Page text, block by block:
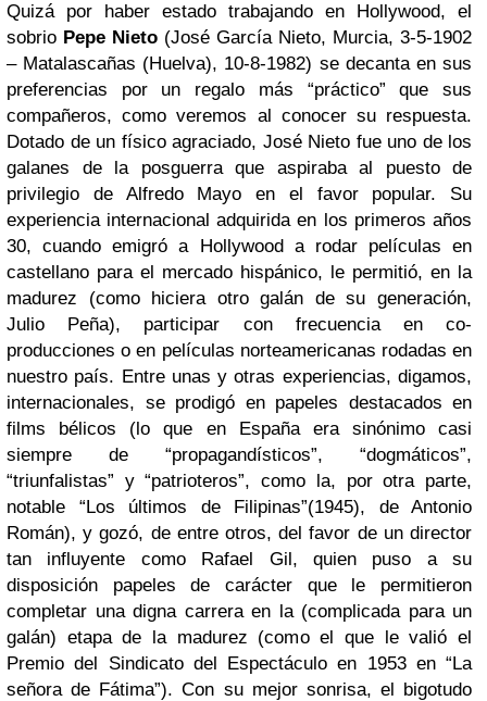
Quizá por haber estado trabajando en Hollywood, el
sobrio Pepe Nieto (José García Nieto, Murcia, 3-5-1902
– Matalascañas (Huelva), 10-8-1982) se decanta en sus
preferencias por un regalo más “práctico” que sus
compañeros, como veremos al conocer su respuesta.
Dotado de un físico agraciado, José Nieto fue uno de los
galanes de la posguerra que aspiraba al puesto de
privilegio de Alfredo Mayo en el favor popular. Su
experiencia internacional adquirida en los primeros años
30, cuando emigró a Hollywood a rodar películas en
castellano para el mercado hispánico, le permitió, en la
madurez (como hiciera otro galán de su generación,
Julio Peña), participar con frecuencia en co-
producciones o en películas norteamericanas rodadas en
nuestro país. Entre unas y otras experiencias, digamos,
internacionales, se prodigó en papeles destacados en
films bélicos (lo que en España era sinónimo casi
siempre de “propagandísticos”, “dogmáticos”,
“triunfalistas” y “patrioteros”, como la, por otra parte,
notable “Los últimos de Filipinas”(1945), de Antonio
Román), y gozó, de entre otros, del favor de un director
tan influyente como Rafael Gil, quien puso a su
disposición papeles de carácter que le permitieron
completar una digna carrera en la (complicada para un
galán) etapa de la madurez (como el que le valió el
Premio del Sindicato del Espectáculo en 1953 en “La
señora de Fátima”). Con su mejor sonrisa, el bigotudo